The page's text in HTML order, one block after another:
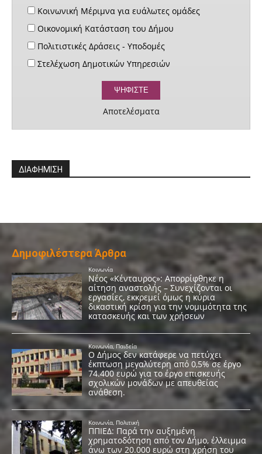
Κοινωνική Μέριμνα για ευάλωτες ομάδες
Οικονομική Κατάσταση του Δήμου
Πολιτιστικές Δράσεις - Υποδομές
Στελέχωση Δημοτικών Υπηρεσιών
Αποτελέσματα
ΔΙΑΦΗΜΙΣΗ
Δημοφιλέστερα Άρθρα